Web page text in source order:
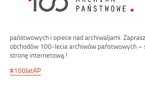
państwowych i opiece nad archiwaljami.
obchodów 100-lecia archiwów państwowych –
stronę internetową.!
#100latAP